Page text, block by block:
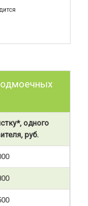
одного
руб.